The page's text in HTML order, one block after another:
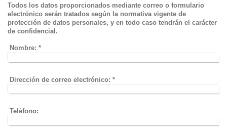
Todos los datos proporcionados mediante correo o formulario
electrónico serán tratados según la normativa vigente de
protección de datos personales, y en todo caso tendrán el carácter
de confidencial.
Nombre: *
Dirección de correo electrónico: *
Teléfono: